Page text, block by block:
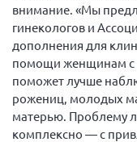
внимание. «Мы
гинекологов и
дополнения для
помощи женщинам с
поможет лучше
рожениц, молодых
матерью. Проблему
комплексно — с